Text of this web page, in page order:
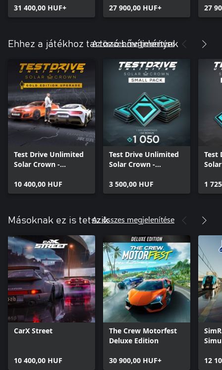
31 400,00 HUF+
27 900,00 HUF+
27
Ehhez a játékhoz tartozó bővítmények
Az összes megjelenítése
Test Drive Unlimited
Solar Crown -
Edition
10 400,00 HUF
Test Drive Unlimited
Solar Crown -
3 500,00 HUF
Test
Pack
1
Másoknak ez is tetszikAz összes megjelenítése
CarX Street
10 400,00 HUF
The Crew Motorfest
Deluxe Edition
30 900,00 HUF+ 12